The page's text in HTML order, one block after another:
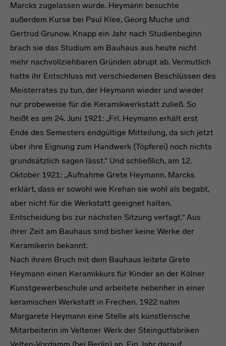
Marcks zugelassen wurde. Heymann besuchte
außerdem Kurse bei Paul Klee, Georg Muche und
Gertrud Grunow. Knapp ein Jahr nach Studienbeginn
brach sie das Studium am Bauhaus aus heute nicht
mehr nachvollziehbaren Gründen abrupt ab. Vermutlich
hatte ihr Entschluss mit verschiedenen Beschlüssen des
Meisterrates zu tun, der Heymann wieder und wieder
nur probeweise für die Keramikwerkstatt zuließ. So
heißt es am 24. Juni 1921: „Frl. Heymann erhält erst
Ende des Semesters endgültige Mitteilung, da sich jetzt
über ihre Eignung zum Handwerk (Töpferei) noch nichts
grundsätzlich sagen lässt.“ Und schließlich, am 12.
Oktober 1921: „Aufnahme Grete Heymann. Marcks
erklärt, dass er sowohl wie Krehan sie wohl als begabt,
aber nicht für die Werkstatt geeignet halten.
Entscheidung bis zur nächsten Sitzung vertagt.“ Aus
ihrer Zeit am Bauhaus sind bisher keine Werke der
Keramikerin bekannt.
Nach ihrem Bruch mit dem Bauhaus leitete Grete
Heymann einen Keramikkurs für Kinder an der Kölner
Kunstgewerbeschule und arbeitete nebenher in einer
keramischen Werkstatt in Frechen. 1922 nahm
Margarete Heymann eine Stelle als künstlerische
Mitarbeiterin im Veltener Werk der Steingutfabriken